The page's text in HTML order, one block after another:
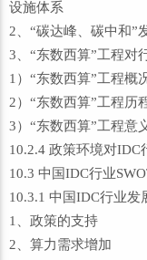
设施体系
2、“碳达峰、碳中和”
3、“东数西算”工程对
1）“东数西算”工程概
2）“东数西算”工程历
3）“东数西算”工程意
10.2.4 政策环境对IDC
10.3 中国IDC行业
10.3.1 中国IDC行业发
1、政策的支持
2、算力需求增加